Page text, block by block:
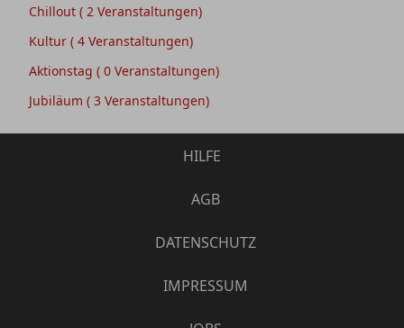
Chillout ( 2 Veranstaltungen)
Kultur ( 4 Veranstaltungen)
Aktionstag ( 0 Veranstaltungen)
Jubiläum ( 3 Veranstaltungen)
HILFE
AGB
DATENSCHUTZ
IMPRESSUM